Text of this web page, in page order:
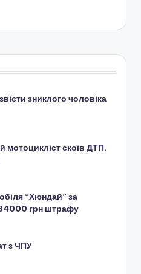
зниклого чоловіка
мотоцикліст скоїв ДТП.
“Хюндай” за
грн штрафу
з ЧПУ